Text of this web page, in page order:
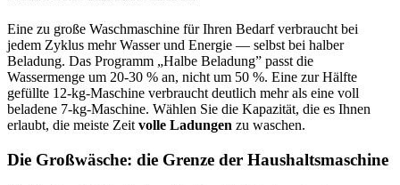
Eine zu große Waschmaschine für Ihren Bedarf verbraucht bei
jedem Zyklus mehr Wasser und Energie — selbst bei halber
Beladung. Das Programm „Halbe Beladung” passt die
Wassermenge um 20-30 % an, nicht um 50 %. Eine zur Hälfte
gefüllte 12-kg-Maschine verbraucht deutlich mehr als eine voll
beladene 7-kg-Maschine. Wählen Sie die Kapazität, die es Ihnen
erlaubt, die meiste Zeit volle Ladungen zu waschen.
Die Großwäsche: die Grenze der Haushaltsmaschine